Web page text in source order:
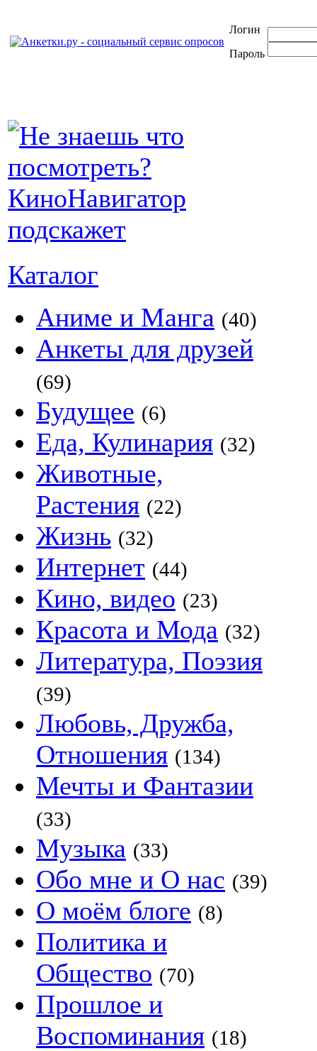
Логин
Пароль
Каталог
Аниме и Манга (40)
Анкеты для друзей
(69)
Будущее (6)
Еда, Кулинария (32)
Животные,
Растения (22)
Жизнь (32)
Интернет (44)
Кино, видео (23)
Красота и Мода (32)
Литература, Поэзия
(39)
Любовь, Дружба,
Отношения (134)
Мечты и Фантазии
(33)
Музыка (33)
Обо мне и О нас (39)
О моём блоге (8)
Политика и
Общество (70)
Прошлое и
Воспоминания (18)